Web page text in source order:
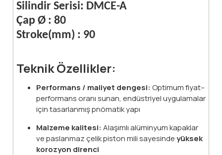
Silindir Serisi: DMCE-A
Çap Ø : 80
Stroke(mm) : 90
Teknik Özellikler:
Performans / maliyet dengesi: Optimum fiyat–
performans oranı sunan, endüstriyel uygulamalar
için tasarlanmış pnömatik yapı
Malzeme kalitesi: Alaşımlı alüminyum kapaklar
ve paslanmaz çelik piston mili sayesindeyüksek
korozyon direnci